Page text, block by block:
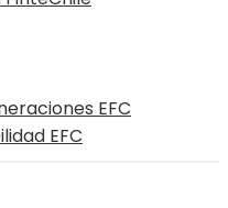
EFC
EFC